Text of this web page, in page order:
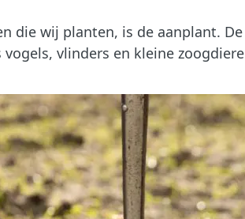
die wij planten, is de aanplant.
vlinders en kleine